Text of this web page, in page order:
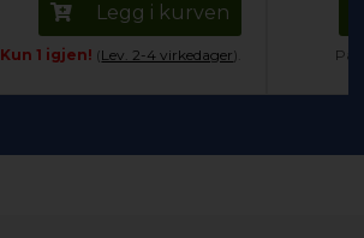
Legg i kurven
Kun 1 igjen! (Lev. 2-4 virkedager). På